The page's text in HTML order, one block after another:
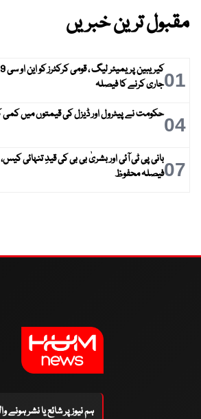
مقبول ترین خبریں
01جاری کرنے کا فیصلہ
04حکومت نے پیٹرول اور ڈیزل کی قیمتوں میں
07بانی پی ٹی آئی اور بشریٰ بی بی کی قیدِ تنہائی
فیصلہ محفوظ
ہم نیوز پر شائع یا نشر ہونے